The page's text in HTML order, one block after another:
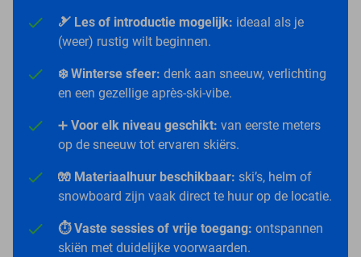
🎿 Les of introductie mogelijk: ideaal als je
(weer) rustig wilt beginnen.
❄️ Winterse sfeer: denk aan sneeuw, verlichting
en een gezellige après-ski-vibe.
➕ Voor elk niveau geschikt: van eerste meters
op de sneeuw tot ervaren skiërs.
🧤 Materiaalhuur beschikbaar: ski’s, helm of
snowboard zijn vaak direct te huur op de locatie.
⏱️ Vaste sessies of vrije toegang: ontspannen
skiën met duidelijke voorwaarden.